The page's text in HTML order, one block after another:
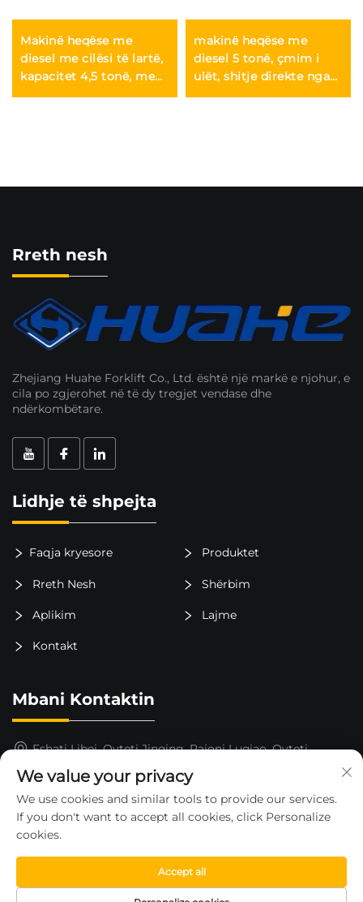
Makinë heqëse me
diesel me cilësi të lartë,
kapacitet 4,5 tonë, me
lartësi ngjitjeje të
makinë heqëse me
diesel 5 tonë, çmim i
ulët, shitje direkte nga
fabrika, makina heqëse
Rreth nesh
Zhejiang Huahe Forklift Co., Ltd. është një markë e njohur, e
cila po zgjerohet në të dy tregjet vendase dhe
ndërkombëtare.
Lidhje të shpejta
Faqja kryesore Produktet
Rreth Nesh Shërbim
Aplikim Lajme
Kontakt
Mbani Kontaktin
Fshati Libei, Qyteti Jinqing, Rajoni Luqiao, Qyteti
15325652000
[email protected]
Të drejtat e autorit © 2026 nga ZHEJIANG HUAHE
We value your privacy
We use cookies and similar tools to provide our services.
If you don't want to accept all cookies, click Personalize
cookies.
Accept all